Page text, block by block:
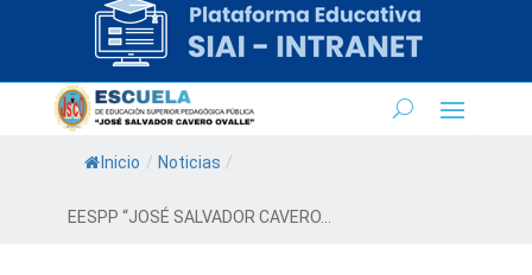
Inicio / Noticias /
EESPP “JOSÉ SALVADOR CAVERO...